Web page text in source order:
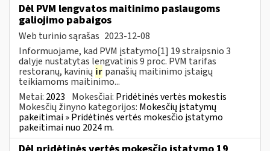
Dėl PVM lengvatos maitinimo paslaugoms
galiojimo pabaigos
Web turinio sąrašas 2023-12-08
Informuojame, kad PVM įstatymo[1] 19 straipsnio 3
dalyje nustatytas lengvatinis 9 proc. PVM tarifas
restoranų, kavinių ir panašių maitinimo įstaigų
teikiamoms maitinimo...
Metai: 2023 Mokesčiai: Pridėtinės vertės mokestis
Mokesčių žinyno kategorijos: Mokesčių įstatymų
pakeitimai » Pridėtinės vertės mokesčio įstatymo
pakeitimai nuo 2024 m.